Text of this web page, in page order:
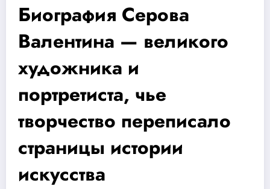
Биография Серова
Валентина — великого
художника и
портретиста, чье
творчество переписало
страницы истории
искусства